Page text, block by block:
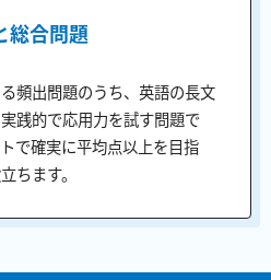
総合問題
頻出問題のうち、英語の長文
践的で応用力を試す問題で
で確実に平均点以上を目指
ちます。